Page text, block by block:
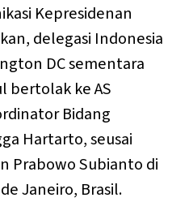
Kepresidenan
delegasi Indonesia
DC sementara
bertolak ke AS
Bidang
Hartarto, seusai
Prabowo Subianto di
Janeiro, Brasil.